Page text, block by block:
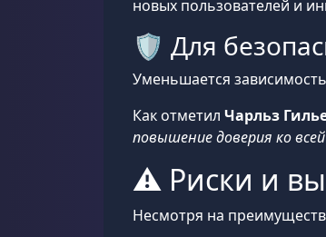
новых пользователей и
🛡️ Для
Уменьшается
Как отметил Чарльз
повышение доверия ко
⚠️ Риски и
Несмотря на